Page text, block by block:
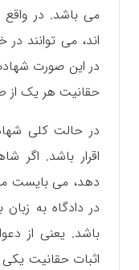
می باشد. در واقع
اند، می توانند
در این صورت
حقانیت هر یک از
در حالت کلی
اقرار باشد. اگر
دهد، می بايست
در دادگاه به
باشد. یعنی از
اثبات حقانیت